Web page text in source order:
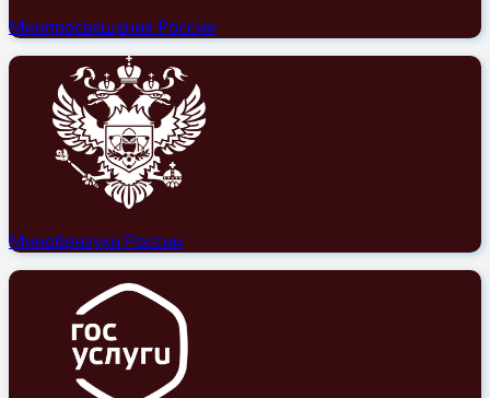
Минпросвещения России
Минобрнауки России